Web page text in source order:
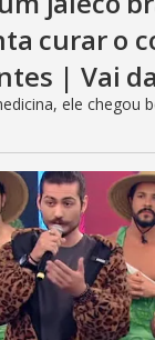
curar o
| Vai
ele chegou